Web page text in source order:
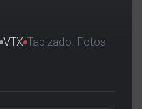
VTX Tapizado. Fotos